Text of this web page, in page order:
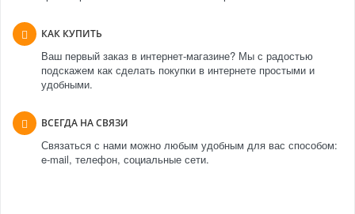
КАК КУПИТЬ
Ваш первый заказ в интернет-магазине? Мы с радостью
подскажем как сделать покупки в интернете простыми и
удобными.
ВСЕГДА НА СВЯЗИ
Связаться с нами можно любым удобным для вас способом:
e-mail, телефон, социальные сети.